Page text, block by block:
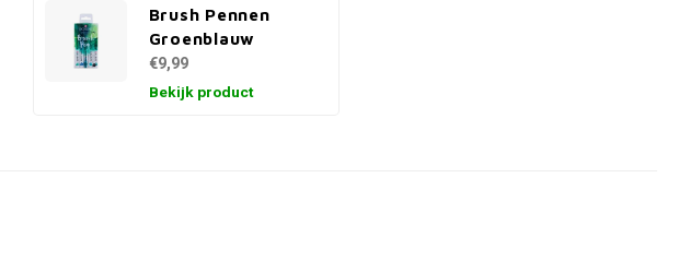
Brush Pennen
Groenblauw
€9,99
Bekijk product